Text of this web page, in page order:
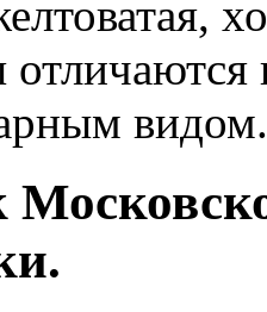
видом.